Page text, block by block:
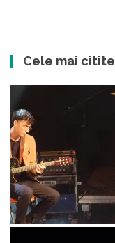
Cele mai citite